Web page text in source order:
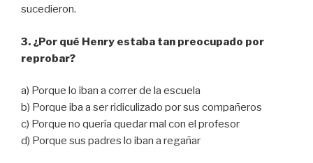
sucedieron.
3. ¿Por qué Henry estaba tan preocupado por
reprobar?
a) Porque lo iban a correr de la escuela
b) Porque iba a ser ridiculizado por sus compañeros
c) Porque no quería quedar mal con el profesor
d) Porque sus padres lo iban a regañar